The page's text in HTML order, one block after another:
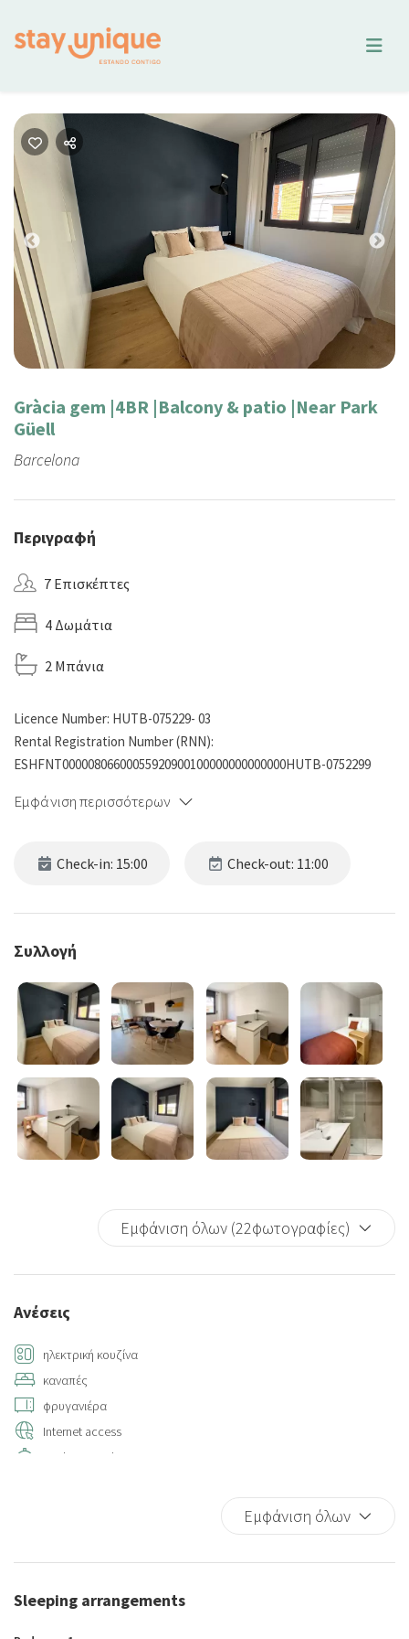
Previous
Gràcia gem |4BR |Balcony & patio |Near Park
Güell
Barcelona
Περιγραφή
7 Επισκέπτες
4 Δωμάτια
2 Μπάνια
Licence Number: HUTB-075229- 03
Rental Registration Number (RNN):
ESHFNT00000806600055920900100000000000000HUTB-0752299
Εμφάνιση περισσότερων
Check-in: 15:00 Check-out: 11:00
Συλλογή
Εμφάνιση όλων (22φωτογραφίες)
Ανέσεις
ηλεκτρική κουζίνα
καναπές
φρυγανιέρα
Internet access
Kitchen supplies
Hangers
Air conditioning
Εμφάνιση όλων
Sleeping arrangements